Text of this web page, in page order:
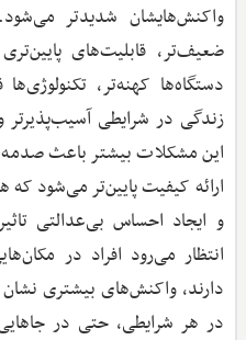
واکنش‌هایشان شدیدتر
ضعیف‌تر، قابلیت‌های
دستگاه‌ها کهنه‌تر،
زندگی در شرایطی
این مشکلات بیشتر باعث
ارائه کیفیت پایین‌تر می‌شود
و ایجاد احساس بی‌عدالتی
انتظار می‌رود افراد در
دارند، واکنش‌های بیشتری
در هر شرایطی، حتی در